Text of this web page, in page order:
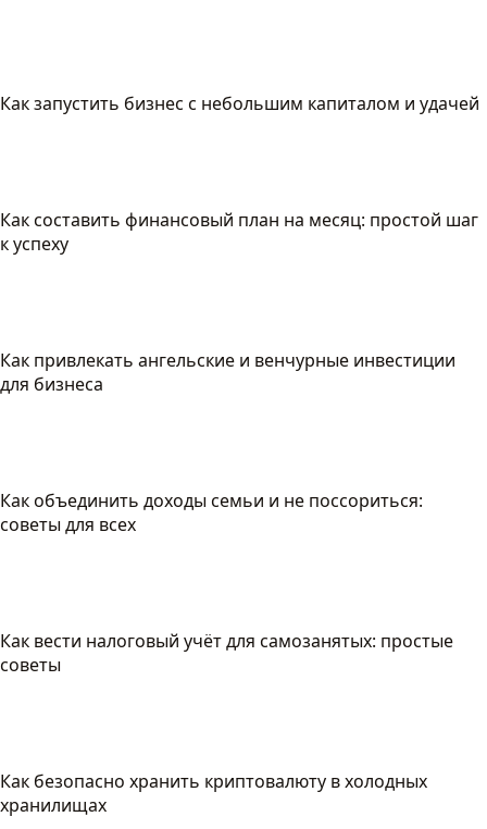
Как запустить бизнес с небольшим капиталом и удачей
Как составить финансовый план на месяц: простой шаг
к успеху
Как привлекать ангельские и венчурные инвестиции
для бизнеса
Как объединить доходы семьи и не поссориться:
советы для всех
Как вести налоговый учёт для самозанятых: простые
советы
Как безопасно хранить криптовалюту в холодных
хранилищах